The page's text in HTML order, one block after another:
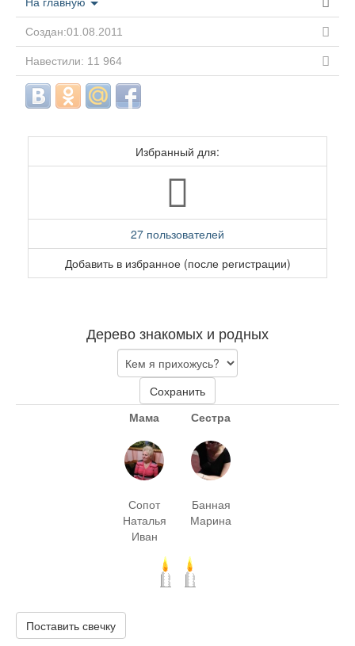
Создан:01.08.2011
Навестили: 11 964
Избранный для:
27 пользователей
Добавить в избранное (после регистрации)
Дерево знакомых и родных
Сохранить
Мама
Сопот
Наталья
Иван
Сестра
Банная
Марина
Поставить свечку